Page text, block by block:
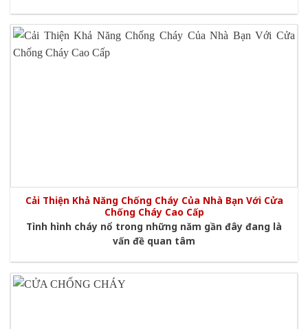
Cải Thiện Khả Năng Chống Cháy Của Nhà Bạn Với Cửa
Chống Cháy Cao Cấp
Tình hình cháy nổ trong những năm gần đây đang là
vấn đề quan tâm